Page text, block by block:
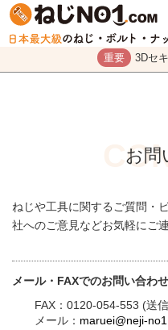
重要 3Dセ
お問
ねじや工具に関するご質問・
社へのご意見などお気軽にご
メール・FAXでのお問い合わ
FAX：0120-054-553 (送
メール： maruei@neji-